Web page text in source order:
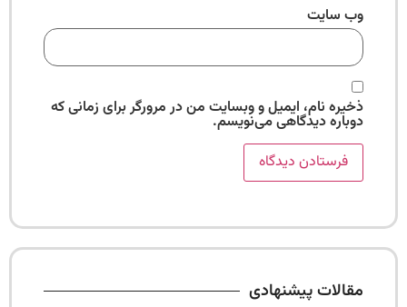
وب‌ سایت
ذخیره نام، ایمیل و وبسایت من در مرورگر برای زمانی که
دوباره دیدگاهی می‌نویسم.
مقالات پیشنهادی